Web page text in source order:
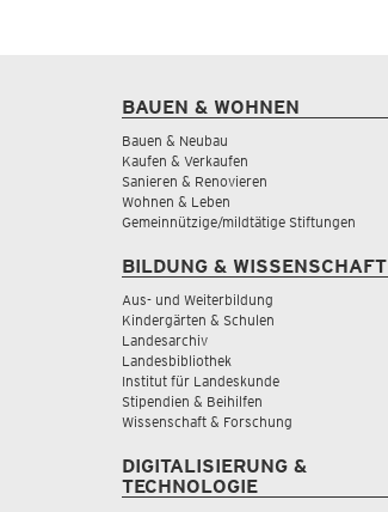
BAUEN & WOHNEN
Bauen & Neubau
Kaufen & Verkaufen
Sanieren & Renovieren
Wohnen & Leben
Gemeinnützige/mildtätige Stiftungen
BILDUNG & WISSENSCHAFT
Aus- und Weiterbildung
Kindergärten & Schulen
Landesarchiv
Landesbibliothek
Institut für Landeskunde
Stipendien & Beihilfen
Wissenschaft & Forschung
DIGITALISIERUNG &
TECHNOLOGIE